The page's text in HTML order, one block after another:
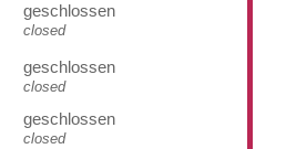
geschlossen
closed
geschlossen
closed
geschlossen
closed